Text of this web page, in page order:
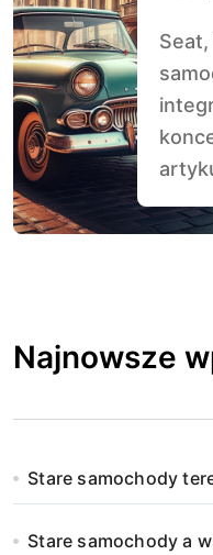
Seat, hiszpańska marka
Najnowsze
Stare samochody
Stare samochody a